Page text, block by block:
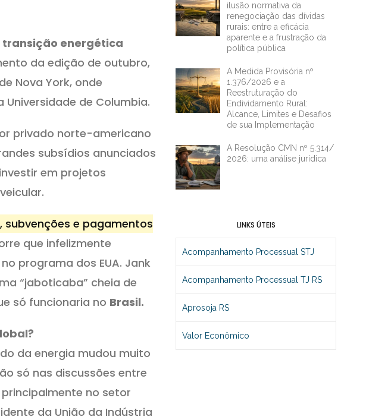
transição energética
da edição de outubro,
Nova York, onde
de Columbia.
privado norte-americano
subsídios anunciados
em projetos
subvenções e pagamentos
que infelizmente
programa dos EUA. Jank
“jaboticaba” cheia de
só funcionaria no Brasil.
da energia mudou muito
só nas discussões entre
no setor
da União da Indústria
ilusão normativa da
renegociação das dívidas
rurais: entre a eficácia
aparente e a frustração da
política pública
A Medida Provisória nº
1.376/2026 e a
Reestruturação do
Endividamento Rural:
Alcance, Limites e Desafios
de sua Implementação
A Resolução CMN nº 5.314/
2026: uma análise jurídica
LINKS ÚTEIS
Acompanhamento Processual STJ
Acompanhamento Processual TJ RS
Aprosoja RS
Valor Econômico